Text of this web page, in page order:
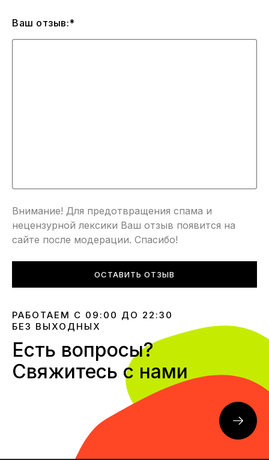
Ваш отзыв:*
Внимание! Для предотвращения спама и
нецензурной лексики Ваш отзыв появится на
сайте после модерации. Спасибо!
ОСТАВИТЬ ОТЗЫВ
РАБОТАЕМ С 09:00 ДО 22:30
БЕЗ ВЫХОДНЫХ
Есть вопросы?
Свяжитесь с нами